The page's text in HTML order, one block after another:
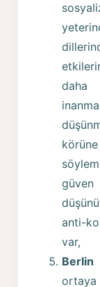
güven
anti-
var,
Berlin